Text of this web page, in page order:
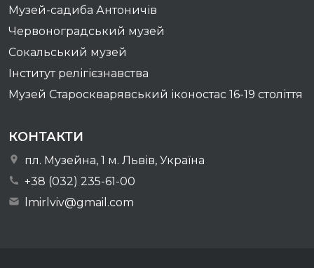
Музей-садиба Антоничів
Червоноградський музей
Сокальський музей
Інститут релігієзнавства
Музей Староскварявський іконостас 16-19 cтоліття
КОНТАКТИ
пл. Музейна, 1 м. Львів, Україна
+38 (032) 235-61-00
lmirlviv@gmail.com